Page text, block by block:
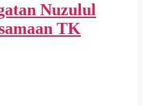
Nuzulul
TK